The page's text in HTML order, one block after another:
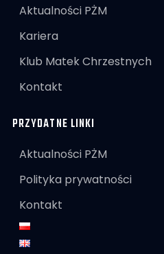
Aktualności PŻM
Kariera
Klub Matek Chrzestnych
Kontakt
PRZYDATNE LINKI
Aktualności PŻM
Polityka prywatności
Kontakt